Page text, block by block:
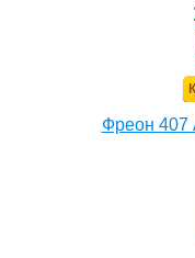
Фреон 407